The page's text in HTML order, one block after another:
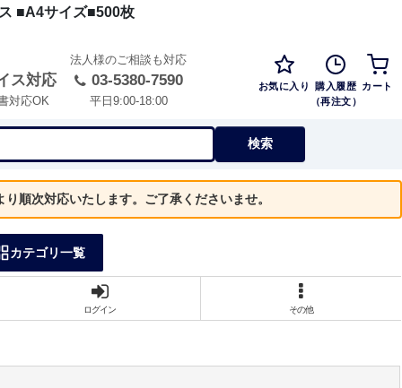
■A4サイズ■500枚
ス対応
対応OK
法人様のご相談も対応
03-5380-7590
平日9:00-18:00
お気に入り 購入履歴
（再注文）
カート
検索
順次対応いたします。ご了承くださいませ。
カテゴリ一覧
ログイン その他